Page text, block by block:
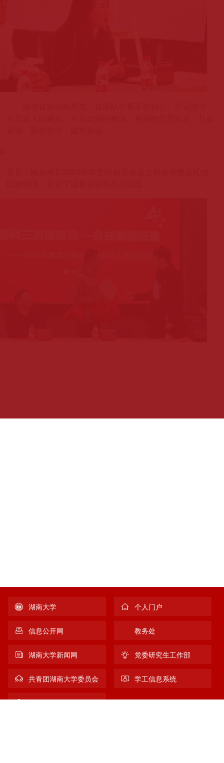
湖南大学 个人门户
信息公开网 教务处
湖南大学新闻网 党委研究生工作部
共青团湖南大学委员会 学工信息系统
新生宝典